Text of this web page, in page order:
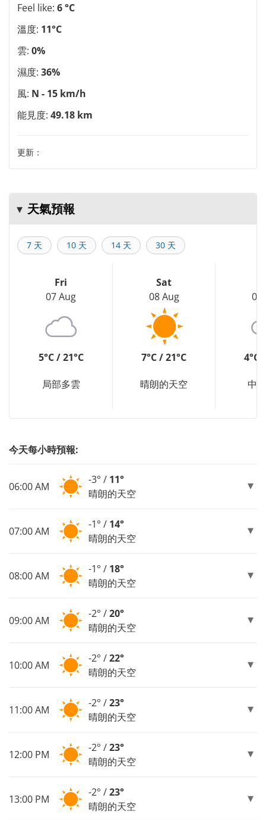
Feel like: 6 °C
溫度: 11°C
雲: 0%
濕度: 36%
風: N - 15 km/h
能見度: 49.18 km
更新：
天氣預報
7 天 10 天 14 天 30 天
Fri
07 Aug
5°C / 21°C
局部多雲
Sat
08 Aug
7°C / 21°C
晴朗的天空
09
4°C
中
今天每小時預報:
06:00 AM
-3° / 11°
晴朗的天空
07:00 AM
-1° / 14°
晴朗的天空
08:00 AM
-1° / 18°
晴朗的天空
09:00 AM
-2° /20°
晴朗的天空
10:00 AM
-2° /22°
晴朗的天空
11:00 AM
-2° /23°
晴朗的天空
12:00 PM
-2° /23°
晴朗的天空
13:00 PM
-2° /23°
晴朗的天空